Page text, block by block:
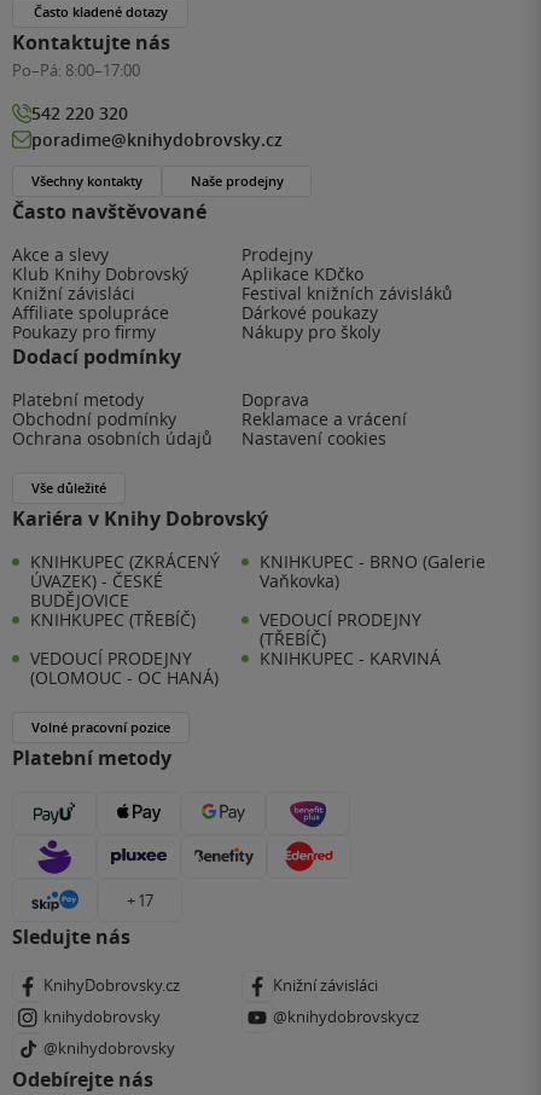
Často navštěvované
Akce a slevy
Prodejny
Klub Knihy Dobrovský
Aplikace KDčko
Knižní závisláci
Festival knižních závisláků
Affiliate spolupráce
Dárkové poukazy
Poukazy pro firmy
Nákupy pro školy
Dodací podmínky
Platební metody
Doprava
Obchodní podmínky
Reklamace a vrácení
Ochrana osobních údajů
Nastavení cookies
Vše důležité
Kariéra v Knihy Dobrovský
KNIHKUPEC (ZKRÁCENÝ
ÚVAZEK) - ČESKÉ
BUDĚJOVICE
KNIHKUPEC - BRNO (Galerie
Vaňkovka)
KNIHKUPEC (TŘEBÍČ)
VEDOUCÍ PRODEJNY
(TŘEBÍČ)
VEDOUCÍ PRODEJNY
(OLOMOUC - OC HANÁ)
KNIHKUPEC - KARVINÁ
Volné pracovní pozice
Platební metody
+ 17
Sledujte nás
KnihyDobrovsky.cz
Knižní závisláci
knihydobrovsky
@knihydobrovskycz
@knihydobrovsky
Odebírejte nás
Často kladené dotazy
Kontaktujte nás
Po–Pá: 8:00–17:00
542 220 320
poradime@knihydobrovsky.cz
Všechny kontakty Naše prodejny